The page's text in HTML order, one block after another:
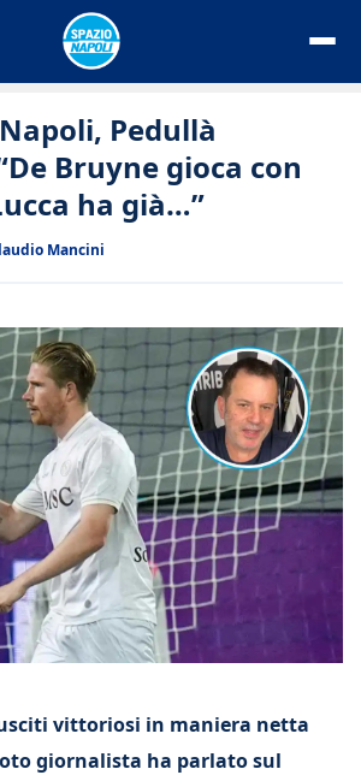
Pedullà
Bruyne gioca con
ha già…”
Mancini
vittoriosi in maniera netta
giornalista ha parlato sul